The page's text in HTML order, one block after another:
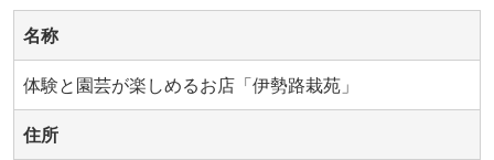
名称
体験と園芸が楽しめるお店「伊勢路栽苑」
住所